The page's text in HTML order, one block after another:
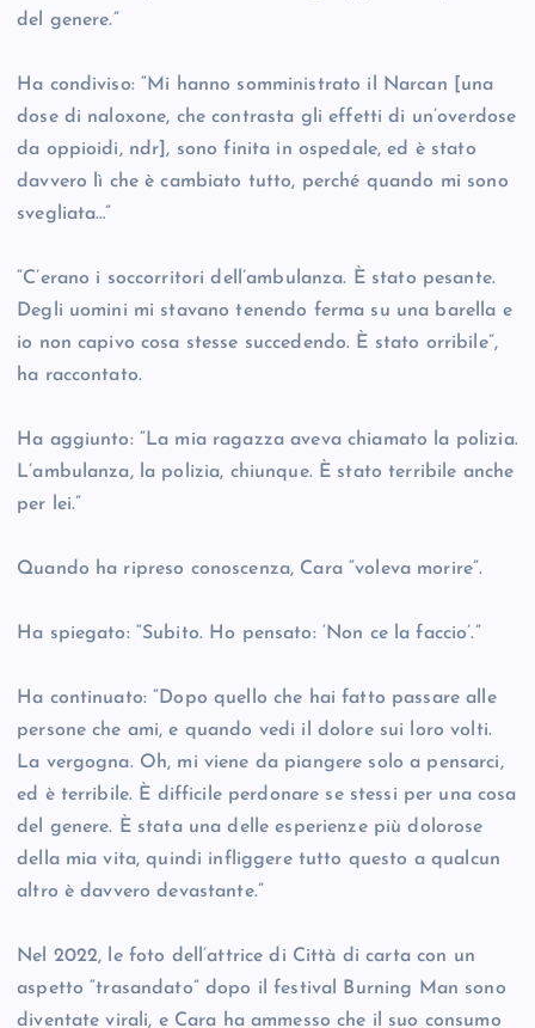
del genere.”
Ha condiviso: “Mi hanno somministrato il Narcan [una
dose di naloxone, che contrasta gli effetti di un’overdose
da oppioidi, ndr], sono finita in ospedale, ed è stato
davvero lì che è cambiato tutto, perché quando mi sono
svegliata…”
“C’erano i soccorritori dell’ambulanza. È stato pesante.
Degli uomini mi stavano tenendo ferma su una barella e
io non capivo cosa stesse succedendo. È stato orribile”,
ha raccontato.
Ha aggiunto: “La mia ragazza aveva chiamato la polizia.
L’ambulanza, la polizia, chiunque. È stato terribile anche
per lei.”
Quando ha ripreso conoscenza, Cara “voleva morire”.
Ha spiegato: “Subito. Ho pensato: ‘Non ce la faccio’.”
Ha continuato: “Dopo quello che hai fatto passare alle
persone che ami, e quando vedi il dolore sui loro volti.
La vergogna. Oh, mi viene da piangere solo a pensarci,
ed è terribile. È difficile perdonare se stessi per una cosa
del genere. È stata una delle esperienze più dolorose
della mia vita, quindi infliggere tutto questo a qualcun
altro è davvero devastante.”
Nel 2022, le foto dell’attrice di Città di carta con un
aspetto “trasandato” dopo il festival Burning Man sono
diventate virali, e Cara ha ammesso che il suo consumo